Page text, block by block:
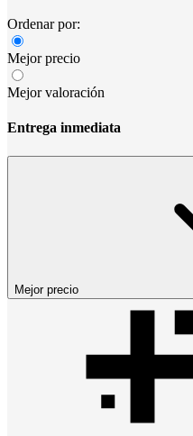
Ordenar por:
Mejor precio
Mejor valoración
Entrega inmediata
Mejor precio